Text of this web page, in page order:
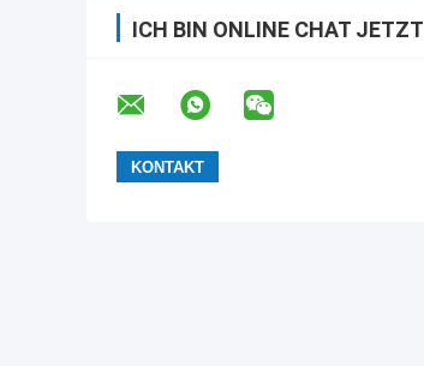
ICH BIN ONLINE CHAT JETZT